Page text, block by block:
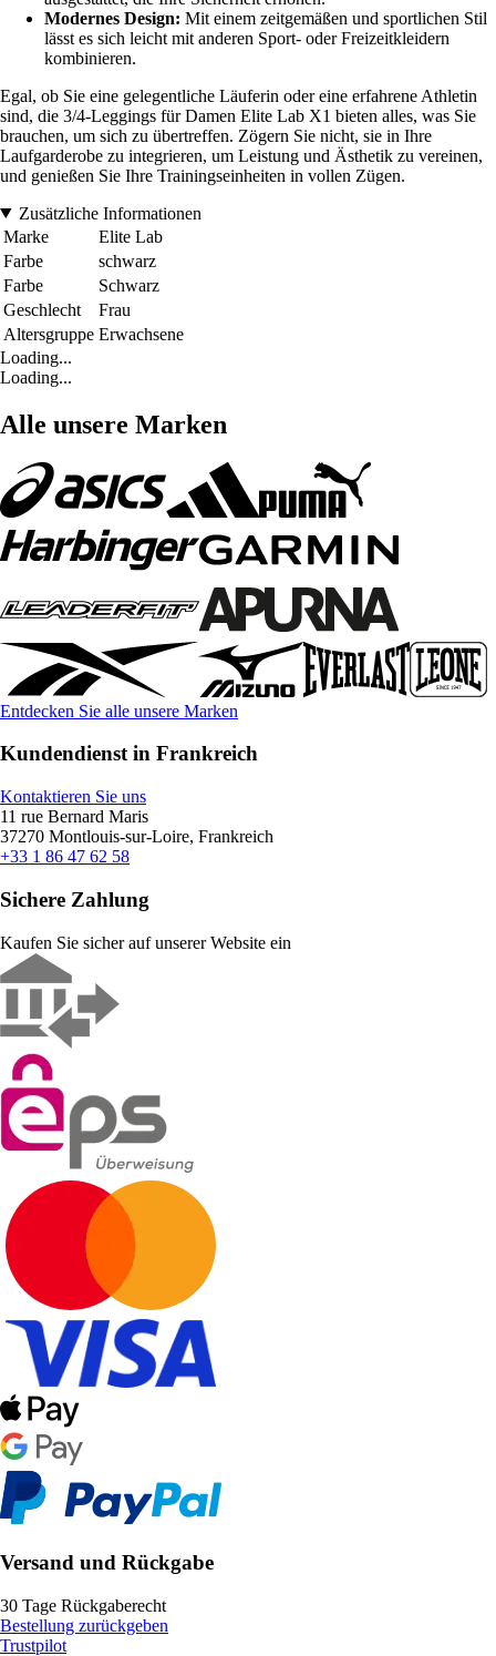
Modernes Design: Mit einem zeitgemäßen und sportlichen Stil
lässt es sich leicht mit anderen Sport- oder Freizeitkleidern
kombinieren.
Egal, ob Sie eine gelegentliche Läuferin oder eine erfahrene Athletin
sind, die 3/4-Leggings für Damen Elite Lab X1 bieten alles, was Sie
brauchen, um sich zu übertreffen. Zögern Sie nicht, sie in Ihre
Laufgarderobe zu integrieren, um Leistung und Ästhetik zu vereinen,
und genießen Sie Ihre Trainingseinheiten in vollen Zügen.
Zusätzliche Informationen
Marke
Elite Lab
Farbe
schwarz
Farbe
Schwarz
Geschlecht
Frau
Altersgruppe Erwachsene
Loading...
Loading...
Alle unsere Marken
Entdecken Sie alle unsere Marken
Kundendienst in Frankreich
Kontaktieren Sie uns
11 rue Bernard Maris
37270 Montlouis-sur-Loire, Frankreich
+33 1 86 47 62 58
Sichere Zahlung
Kaufen Sie sicher auf unserer Website ein
Versand und Rückgabe
30 Tage Rückgaberecht
Bestellung zurückgeben
Trustpilot